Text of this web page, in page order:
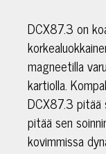
DCX87.3 on
magneetilla
kartiolla.
DCX87.3 pitää
pitää sen
kovimmissa